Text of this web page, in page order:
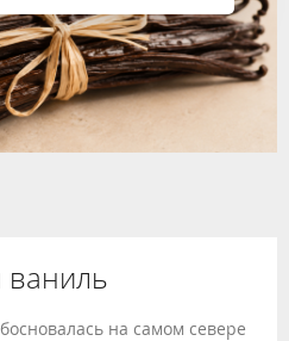
ваниль
на самом севере